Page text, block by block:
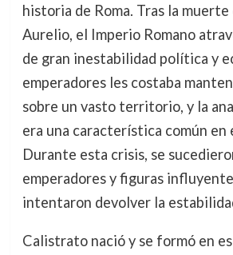
historia de Roma. Tras la
Aurelio, el Imperio Romano
de gran inestabilidad política y
emperadores les costaba
sobre un vasto territorio, y la
era una característica común en
Durante esta crisis, se
emperadores y figuras
intentaron devolver la
Calistrato nació y se formó en